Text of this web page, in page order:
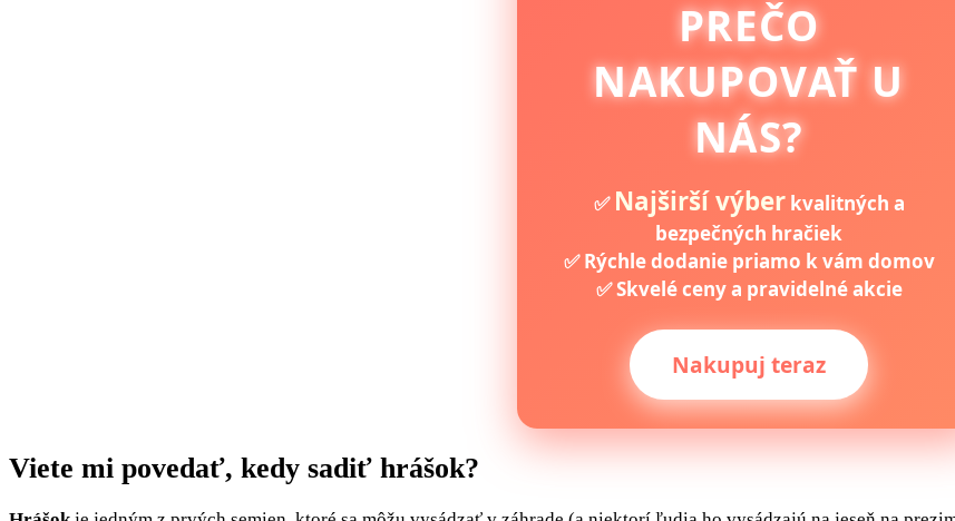
PREČO
NAKUPOVAŤ U
NÁS?
✅ Najširší výberkvalitných a
bezpečných hračiek
✅ Rýchle dodanie priamo k vám domov
✅ Skvelé ceny a pravidelné akcie
Nakupuj teraz
Viete mi povedať, kedy sadiť hrášok?